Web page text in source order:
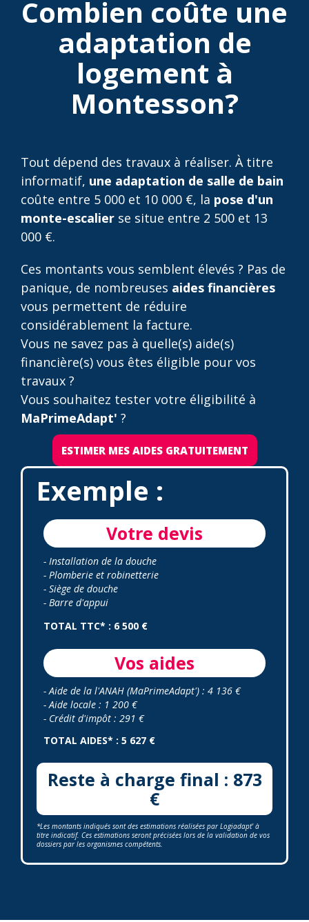
Combien coûte une
adaptation de
logement à
Montesson?
Tout dépend des travaux à réaliser. À titre
informatif, une adaptation de salle de bain
coûte entre 5 000 et 10 000 €, la pose d'un
monte-escalier se situe entre 2 500 et 13
000 €.
Ces montants vous semblent élevés ? Pas de
panique, de nombreuses aides financières
vous permettent de réduire
considérablement la facture.
Vous ne savez pas à quelle(s) aide(s)
financière(s) vous êtes éligible pour vos
travaux ?
Vous souhaitez tester votre éligibilité à
MaPrimeAdapt' ?
ESTIMER MES AIDES GRATUITEMENT
Exemple :
Votre devis
- Installation de la douche
- Plomberie et robinetterie
- Siège de douche
- Barre d'appui
TOTAL TTC* : 6 500 €
Vos aides
- Aide de la l'ANAH (MaPrimeAdapt') : 4 136 €
- Aide locale : 1 200 €
- Crédit d'impôt : 291 €
TOTAL AIDES* : 5 627 €
Reste à charge final : 873
€
*Les montants indiqués sont des estimations réalisées par Logiadapt' à
titre indicatif. Ces estimations seront précisées lors de la validation de vos
dossiers par les organismes compétents.